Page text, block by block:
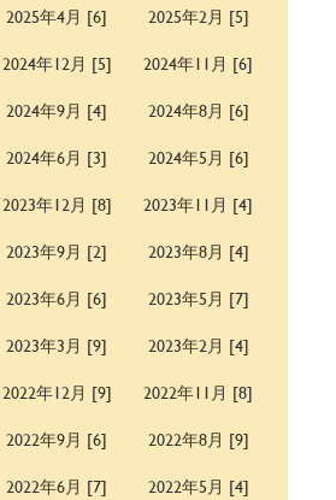
2025年4月 [6]
2025年2月 [5]
2024年12月 [5]
2024年11月 [6]
2024年9月 [4]
2024年8月 [6]
2024年6月 [3]
2024年5月 [6]
2023年12月 [8]
2023年11月 [4]
2023年9月 [2]
2023年8月 [4]
2023年6月 [6]
2023年5月 [7]
2023年3月 [9]
2023年2月 [4]
2022年12月 [9]
2022年11月 [8]
2022年9月 [6]
2022年8月 [9]
2022年6月 [7]
2022年5月 [4]